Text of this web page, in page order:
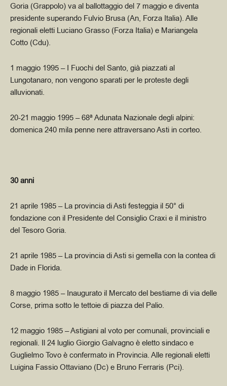
Goria (Grappolo) va al ballottaggio del 7 maggio e diventa
presidente superando Fulvio Brusa (An, Forza Italia). Alle
regionali eletti Luciano Grasso (Forza Italia) e Mariangela
Cotto (Cdu).
1 maggio 1995 – I Fuochi del Santo, già piazzati al
Lungotanaro, non vengono sparati per le proteste degli
alluvionati.
20-21 maggio 1995 – 68ª Adunata Nazionale degli alpini:
domenica 240 mila penne nere attraversano Asti in corteo.
30 anni
21 aprile 1985 – La provincia di Asti festeggia il 50° di
fondazione con il Presidente del Consiglio Craxi e il ministro
del Tesoro Goria.
21 aprile 1985 – La provincia di Asti si gemella con la contea di
Dade in Florida.
8 maggio 1985 – Inaugurato il Mercato del bestiame di via delle
Corse, prima sotto le tettoie di piazza del Palio.
12 maggio 1985 – Astigiani al voto per comunali, provinciali e
regionali. Il 24 luglio Giorgio Galvagno è eletto sindaco e
Guglielmo Tovo è confermato in Provincia. Alle regionali eletti
Luigina Fassio Ottaviano (Dc) e Bruno Ferraris (Pci).